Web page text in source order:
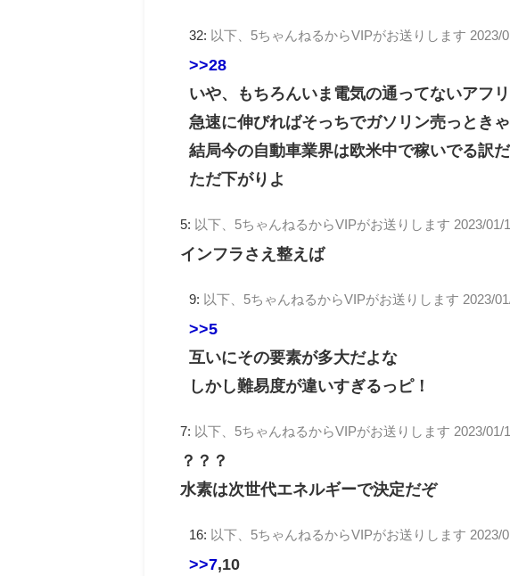
32: 以下、5ちゃんねるからVIPがお送りします 2023/
>>28
いや、もちろんいま電気の通ってないアフ
急速に伸びればそっちでガソリン売っとき
結局今の自動車業界は欧米中で稼いでる訳
ただ下がりよ
5: 以下、5ちゃんねるからVIPがお送りします 2023/01/
インフラさえ整えば
9: 以下、5ちゃんねるからVIPがお送りします 2023/
>>5
互いにその要素が多大だよな
しかし難易度が違いすぎるっピ！
7: 以下、5ちゃんねるからVIPがお送りします 2023/01/
？？？
水素は次世代エネルギーで決定だぞ
16: 以下、5ちゃんねるからVIPがお送りします 2023/
>>7,10